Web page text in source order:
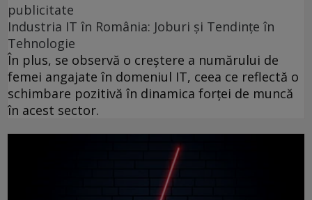
publicitate
Industria IT în România: Joburi și Tendințe în
Tehnologie
În plus, se observă o creștere a numărului de
femei angajate în domeniul IT, ceea ce reflectă o
schimbare pozitivă în dinamica forței de muncă
în acest sector.